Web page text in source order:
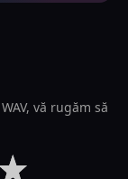
vă rugăm să